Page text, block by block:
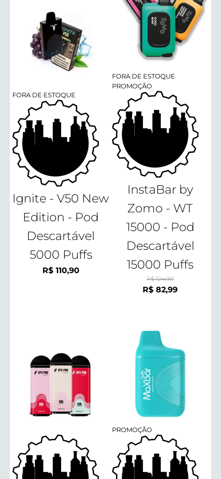
FORA DE ESTOQUE
Ignite - V50 New
Edition - Pod
Descartável
5000 Puffs
R$110,90
FORA DE ESTOQUE
PROMOÇÃO
InstaBar by
Zomo - WT
15000 - Pod
Descartável
15000 Puffs
R$124,90
O
R$ 124,90.
R$ 82,99O
PROMOÇÃO